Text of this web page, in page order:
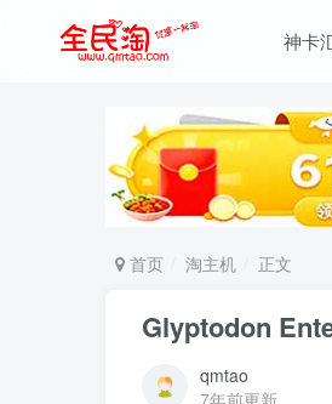
神卡
首页 淘主机 正文
Glyptodon
qmtao